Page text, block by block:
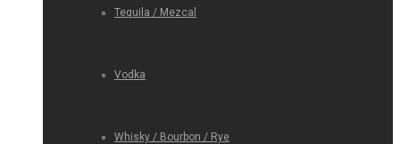
Tequila / Mezcal
Vodka
Whisky / Bourbon / Rye